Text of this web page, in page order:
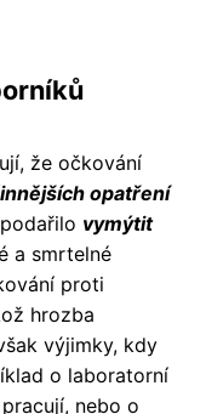
že očkování
opatření
vymýtit
a smrtelné
proti
hrozba
výjimky, kdy
o laboratorní
nebo o